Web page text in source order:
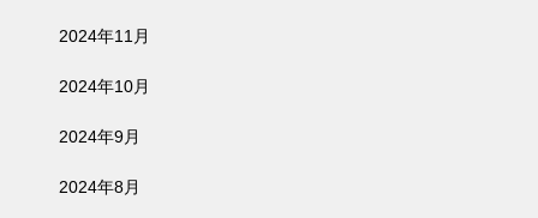
2024年11月
2024年10月
2024年9月
2024年8月